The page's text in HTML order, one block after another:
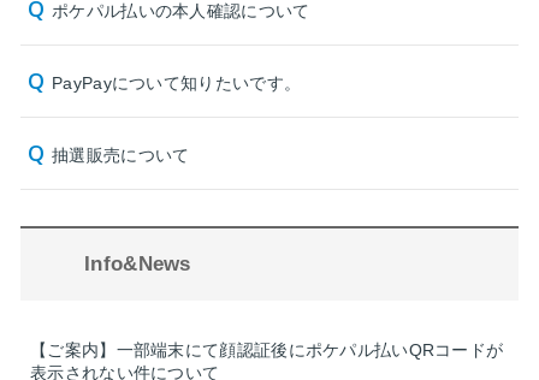
ポケパル払いの本人確認について
PayPayについて知りたいです。
抽選販売について
Info&News
【ご案内】一部端末にて顔認証後にポケパル払いQRコードが
表示されない件について